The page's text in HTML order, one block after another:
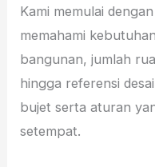
Kami memulai
memahami
bangunan, jumlah
hingga referensi
bujet serta aturan
setempat.